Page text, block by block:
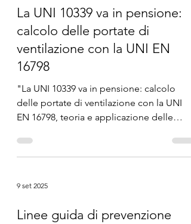
La UNI 10339 va in pensione:
calcolo delle portate di
ventilazione con la UNI EN
16798
"La UNI 10339 va in pensione: calcolo
delle portate di ventilazione con la UNI
EN 16798, teoria e applicazione delle
9 set 2025
Linee guida di prevenzione